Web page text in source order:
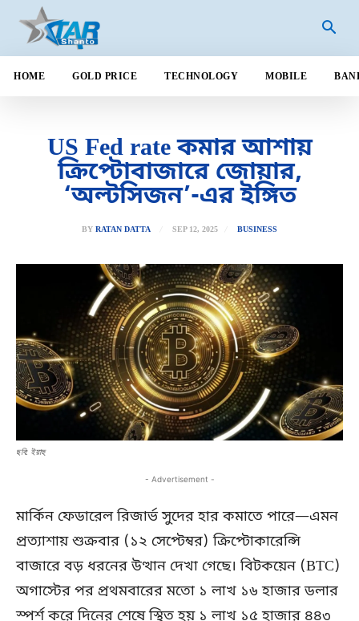
HOME GOLD PRICE TECHNOLOGY MOBILE
US Fed rate কমার আশায়
ক্রিপ্টোবাজারে জোয়ার,
‘অল্টসিজন’-এর ইঙ্গিত
BY RATAN DATTA SEP 12, 2025 BUSINESS
ছবি: ইয়াহু
- Advertisement -
মার্কিন ফেডারেল রিজার্ভ সুদের হার কমাতে পারে—এমন
প্রত্যাশায় শুক্রবার (১২ সেপ্টেম্বর) ক্রিপ্টোকারেন্সি
বাজারে বড় ধরনের উত্থান দেখা গেছে। বিটকয়েন (BTC)
অগাস্টের পর প্রথমবারের মতো ১ লাখ ১৬ হাজার ডলার
স্পর্শ করে দিনের শেষে স্থিত হয় ১ লাখ ১৫ হাজার ৪৪৩